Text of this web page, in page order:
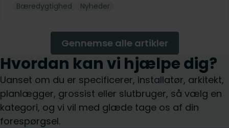
Bæredygtighed
Nyheder
Gennemse alle artikler
Hvordan kan vi hjælpe dig?
Uanset om du er specificerer, installatør, arkitekt,
planlægger, grossist eller slutbruger, så vælg en
kategori, og vi vil med glæde tage os af din
forespørgsel.